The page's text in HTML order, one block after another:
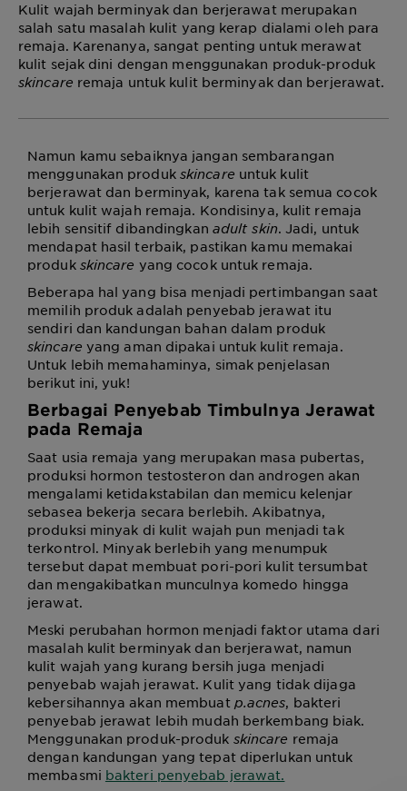
Kulit wajah berminyak dan berjerawat merupakan
salah satu masalah kulit yang kerap dialami oleh para
remaja. Karenanya, sangat penting untuk merawat
kulit sejak dini dengan menggunakan produk-produk
skincare remaja untuk kulit berminyak dan berjerawat.
Namun kamu sebaiknya jangan sembarangan
menggunakan produk skincare untuk kulit
berjerawat dan berminyak, karena tak semua cocok
untuk kulit wajah remaja. Kondisinya, kulit remaja
lebih sensitif dibandingkan adult skin. Jadi, untuk
mendapat hasil terbaik, pastikan kamu memakai
produk skincare yang cocok untuk remaja.
Beberapa hal yang bisa menjadi pertimbangan saat
memilih produk adalah penyebab jerawat itu
sendiri dan kandungan bahan dalam produk
skincare yang aman dipakai untuk kulit remaja.
Untuk lebih memahaminya, simak penjelasan
berikut ini, yuk!
Berbagai Penyebab Timbulnya Jerawat
pada Remaja
Saat usia remaja yang merupakan masa pubertas,
produksi hormon testosteron dan androgen akan
mengalami ketidakstabilan dan memicu kelenjar
sebasea bekerja secara berlebih. Akibatnya,
produksi minyak di kulit wajah pun menjadi tak
terkontrol. Minyak berlebih yang menumpuk
tersebut dapat membuat pori-pori kulit tersumbat
dan mengakibatkan munculnya komedo hingga
jerawat.
Meski perubahan hormon menjadi faktor utama dari
masalah kulit berminyak dan berjerawat, namun
kulit wajah yang kurang bersih juga menjadi
penyebab wajah jerawat. Kulit yang tidak dijaga
kebersihannya akan membuat p.acnes, bakteri
penyebab jerawat lebih mudah berkembang biak.
Menggunakan produk-produk skincare remaja
dengan kandungan yang tepat diperlukan untuk
membasmi bakteri penyebab jerawat.